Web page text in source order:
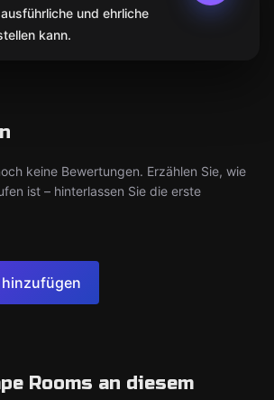
und ehrliche
kann.
keine Bewertungen. Erzählen Sie, wie
ist – hinterlassen Sie die erste
Rooms an diesem